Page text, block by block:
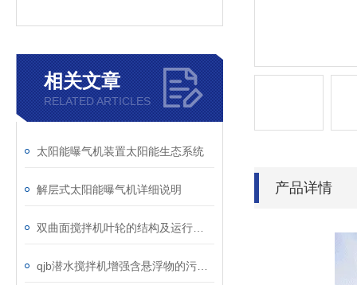
相关文章
RELATED ARTICLES
太阳能曝气机装置太阳能生态系统
解层式太阳能曝气机详细说明 产品详情